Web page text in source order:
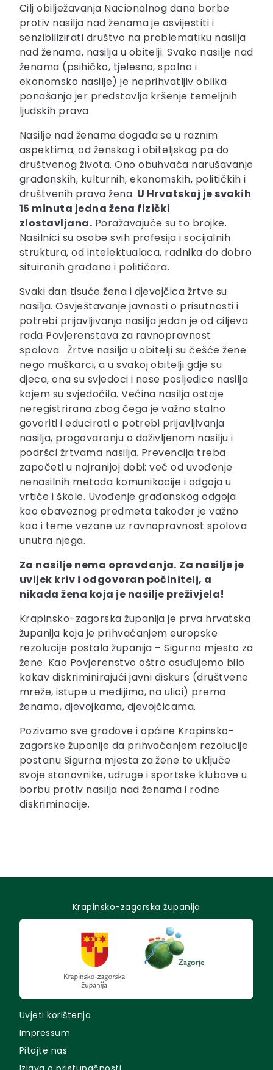
Cilj obilježavanja Nacionalnog dana borbe
protiv nasilja nad ženama je osvijestiti i
senzibilizirati društvo na problematiku nasilja
nad ženama, nasilja u obitelji. Svako nasilje nad
ženama (psihičko, tjelesno, spolno i
ekonomsko nasilje) je neprihvatljiv oblika
ponašanja jer predstavlja kršenje temeljnih
ljudskih prava.
Nasilje nad ženama događa se u raznim
aspektima; od ženskog i obiteljskog pa do
društvenog života. Ono obuhvaća narušavanje
građanskih, kulturnih, ekonomskih, političkih i
društvenih prava žena. U Hrvatskoj je svakih
15 minuta jedna žena fizički
zlostavljana. Poražavajuće su to brojke.
Nasilnici su osobe svih profesija i socijalnih
struktura, od intelektualaca, radnika do dobro
situiranih građana i političara.
Svaki dan tisuće žena i djevojčica žrtve su
nasilja. Osvještavanje javnosti o prisutnosti i
potrebi prijavljivanja nasilja jedan je od ciljeva
rada Povjerenstava za ravnopravnost
spolova. Žrtve nasilja u obitelji su češće žene
nego muškarci, a u svakoj obitelji gdje su
djeca, ona su svjedoci i nose posljedice nasilja
kojem su svjedočila. Većina nasilja ostaje
neregistrirana zbog čega je važno stalno
govoriti i educirati o potrebi prijavljivanja
nasilja, progovaranju o doživljenom nasilju i
podršci žrtvama nasilja. Prevencija treba
započeti u najranijoj dobi: već od uvođenje
nenasilnih metoda komunikacije i odgoja u
vrtiće i škole. Uvođenje građanskog odgoja
kao obaveznog predmeta također je važno
kao i teme vezane uz ravnopravnost spolova
unutra njega.
Za nasilje nema opravdanja. Za nasilje je
uvijek kriv i odgovoran počinitelj, a
nikada žena koja je nasilje preživjela!
Krapinsko-zagorska županija je prva hrvatska
županija koja je prihvaćanjem europske
rezolucije postala županija – Sigurno mjesto za
žene. Kao Povjerenstvo oštro osuđujemo bilo
kakav diskriminirajući javni diskurs (društvene
mreže, istupe u medijima, na ulici) prema
ženama, djevojkama, djevojčicama.
Pozivamo sve gradove i općine Krapinsko-
zagorske županije da prihvaćanjem rezolucije
postanu Sigurna mjesta za žene te uključe
svoje stanovnike, udruge i sportske klubove u
borbu protiv nasilja nad ženama i rodne
diskriminacije.
Krapinsko-zagorska županija
Uvjeti korištenja
Impressum
Pitajte nas